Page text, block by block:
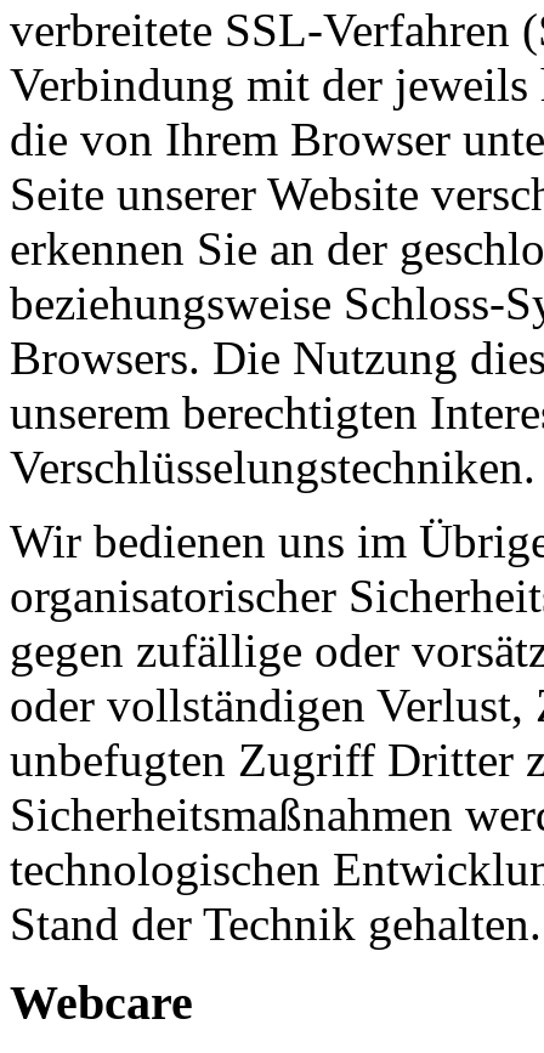
verbreitete SSL-Verfahren
Verbindung mit der jeweils
die von Ihrem Browser
Seite unserer Website
erkennen Sie an der
beziehungsweise Schloss-
Browsers. Die Nutzung
unserem berechtigten
Wir bedienen uns im
organisatorischer
gegen zufällige oder
oder vollständigen Verlust,
unbefugten Zugriff Dritter
Sicherheitsmaßnahmen
technologischen
Stand der Technik gehalten.
Webcare